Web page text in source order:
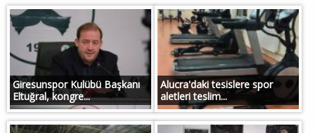
Giresunspor Kulübü Başkanı
Eltuğral, kongre...
Alucra'daki tesislere spor
aletleri teslim...